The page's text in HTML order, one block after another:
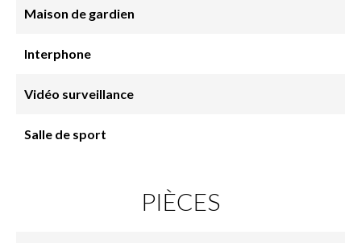
Maison de gardien
Interphone
Vidéo surveillance
Salle de sport
PIÈCES